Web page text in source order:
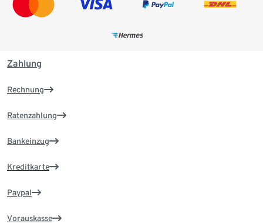
Zahlung
Rechnung
Ratenzahlung
Bankeinzug
Kreditkarte
Paypal
Vorauskasse